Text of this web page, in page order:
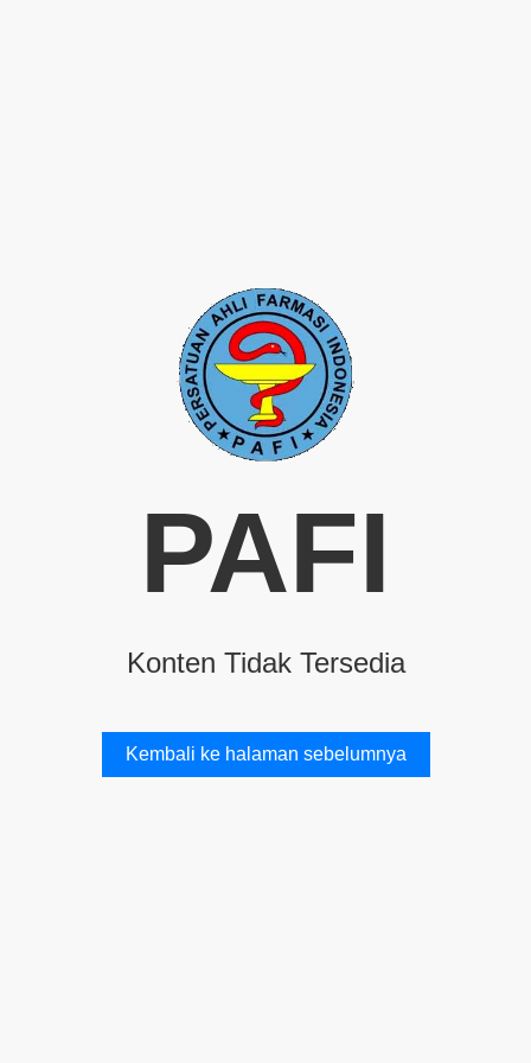
PAFI
Konten Tidak Tersedia
Kembali ke halaman sebelumnya